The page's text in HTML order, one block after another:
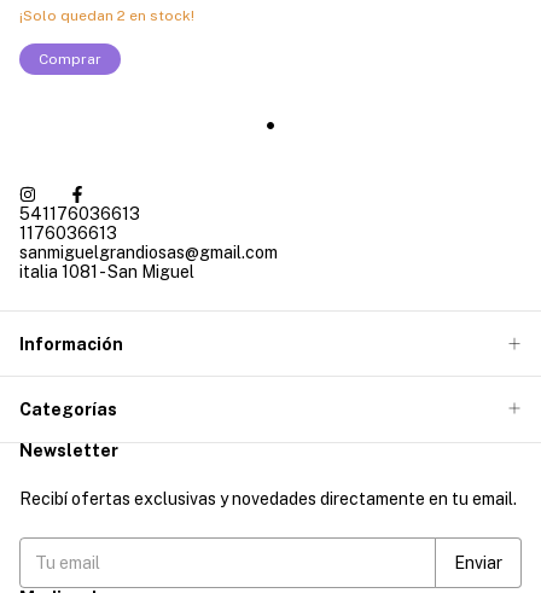
¡Solo quedan 2 en stock!
Comprar
541176036613
1176036613
sanmiguelgrandiosas@gmail.com
italia 1081 - San Miguel
Información
Categorías
Newsletter
Recibí ofertas exclusivas y novedades directamente en tu email.